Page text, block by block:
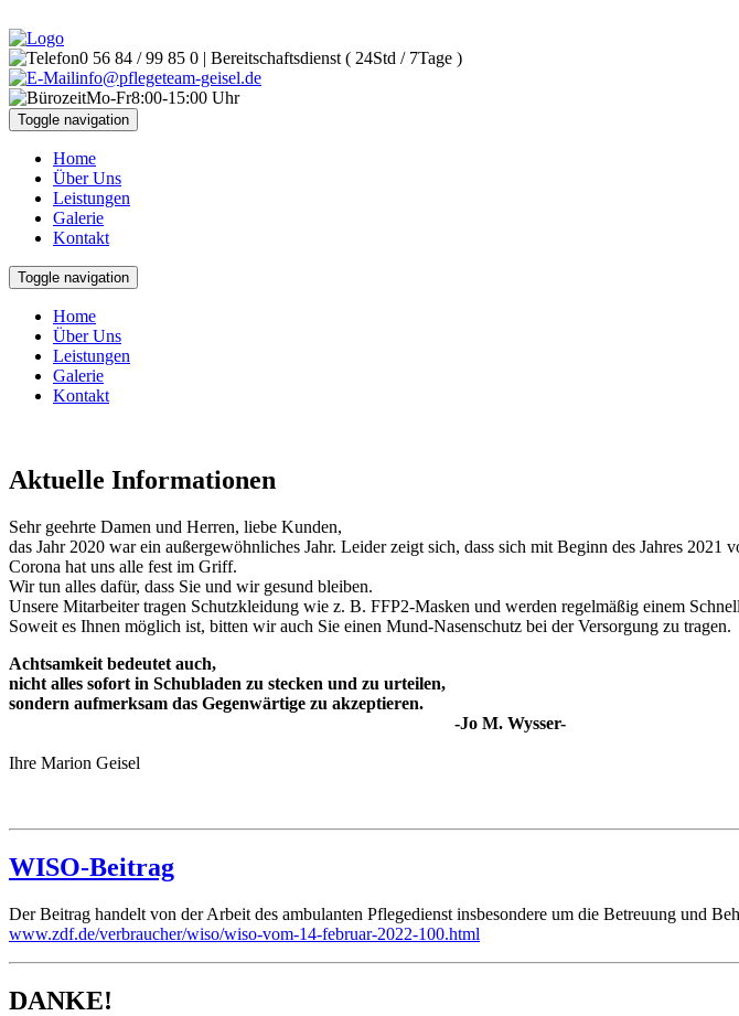
0 56 84 / 99 85 0 | Bereitschaftsdienst ( 24Std / 7Tage )
info@pflegeteam-geisel.de
Mo-Fr8:00-15:00 Uhr
Toggle navigation
Home
Über Uns
Leistungen
Galerie
Kontakt
Toggle navigation
Home
Über Uns
Leistungen
Galerie
Kontakt
Aktuelle Informationen
Sehr geehrte Damen und Herren, liebe Kunden,
das Jahr 2020 war ein außergewöhnliches Jahr. Leider zeigt sich, dass sich mit Beginn des Jahres 2021
Corona hat uns alle fest im Griff.
Wir tun alles dafür, dass Sie und wir gesund bleiben.
Unsere Mitarbeiter tragen Schutzkleidung wie z. B. FFP2-Masken und werden regelmäßig einem
Soweit es Ihnen möglich ist, bitten wir auch Sie einen Mund-Nasenschutz bei der Versorgung zu tragen.
Achtsamkeit bedeutet auch,
nicht alles sofort in Schubladen zu stecken und zu urteilen,
sondern aufmerksam das Gegenwärtige zu akzeptieren.
-Jo M. Wysser-
Ihre Marion Geisel
WISO-Beitrag
Der Beitrag handelt von der Arbeit des ambulanten Pflegedienst insbesondere um die Betreuung und
www.zdf.de/verbraucher/wiso/wiso-vom-14-februar-2022-100.html
DANKE!